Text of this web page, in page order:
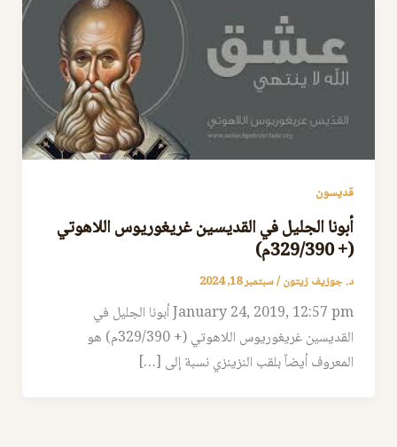
قديسون
أبونا الجليل في القديسين غريغوريوس اللاهوتي
(+ 329/390م)
د. جوزيف زيتون/سبتمبر 18, 2024
January 24, 2019, 12:57 pm أبونا الجليل في
القديسين غريغوريوس اللاهوتي (+ 329/390م) هو
المعروف أيضاً بلقب النزينزي نسبة إلى […]